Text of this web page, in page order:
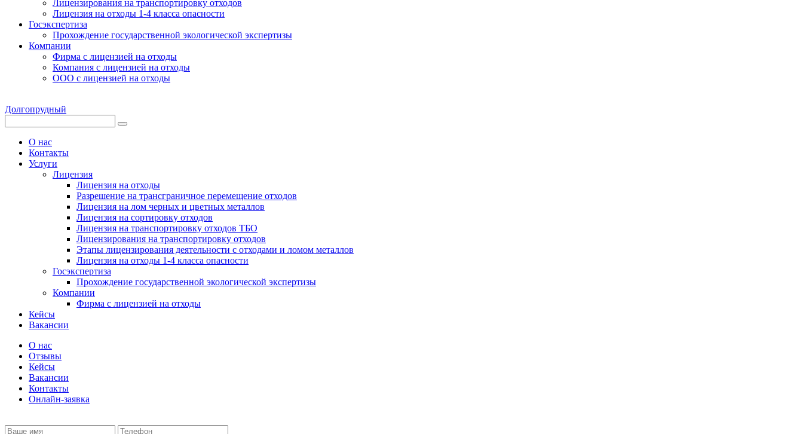
Лицензирования на транспортировку отходов
Лицензия на отходы 1-4 класса опасности
Госэкспертиза
Прохождение государственной экологической экспертизы
Компании
Фирма с лицензией на отходы
Компания с лицензией на отходы
ООО с лицензией на отходы
Долгопрудный
О нас
Контакты
Услуги
Лицензия
Лицензия на отходы
Разрешение на трансграничное перемещение отходов
Лицензия на лом черных и цветных металлов
Лицензия на сортировку отходов
Лицензия на транспортировку отходов ТБО
Лицензирования на транспортировку отходов
Этапы лицензирования деятельности с отходами и ломом металлов
Лицензия на отходы 1-4 класса опасности
Госэкспертиза
Прохождение государственной экологической экспертизы
Компании
Фирма с лицензией на отходы
Кейсы
Вакансии
О нас
Отзывы
Кейсы
Вакансии
Контакты
Онлайн-заявка